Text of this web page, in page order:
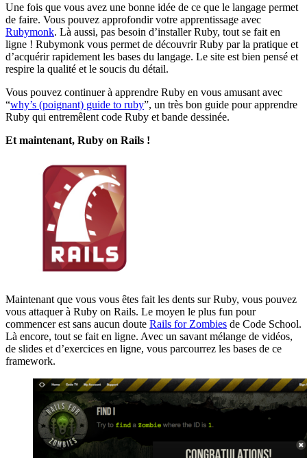
Une fois que vous avez une bonne idée de ce que le langage permet
de faire. Vous pouvez approfondir votre apprentissage avec
Rubymonk. Là aussi, pas besoin d’installer Ruby, tout se fait en
ligne ! Rubymonk vous permet de découvrir Ruby par la pratique et
d’acquérir rapidement les bases du langage. Le site est bien pensé et
respire la qualité et le soucis du détail.
Vous pouvez continuer à apprendre Ruby en vous amusant avec
“why’s (poignant) guide to ruby”, un très bon guide pour apprendre
Ruby qui entremêlent code Ruby et bande dessinée.
Et maintenant, Ruby on Rails !
Maintenant que vous vous êtes fait les dents sur Ruby, vous pouvez
vous attaquer à Ruby on Rails. Le moyen le plus fun pour
commencer est sans aucun doute Rails for Zombies de Code School.
Là encore, tout se fait en ligne. Avec un savant mélange de vidéos,
de slides et d’exercices en ligne, vous parcourrez les bases de ce
framework.